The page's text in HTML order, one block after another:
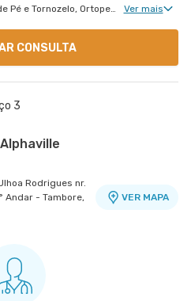
Ortopedia de Quadril, Ortopedia de Pé e Tornozelo, Ortopedia de Ombro, Ortopedia de Joelho, Ortopedia de Coluna, Ortopedia Geral, Cirurgia de Joelho, Ortopedia de Punho, Ortopedia de Cotovelo, Cirurgia de Ombro, Cirurgia de Pé e Tornozelo Ver mais
CONSULTA
3
Rodrigues nr.
Andar - Tambore,
VER MAPA
nr. 217 -
Sao Paulo